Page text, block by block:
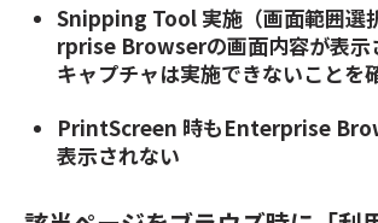
Snipping Tool 実施（画面範囲選
rprise Browserの画面内容が表示
キャプチャは実施できないことを
PrintScreen 時もEnterprise
表示されない